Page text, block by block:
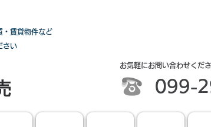
・賃貸物件など
さい
お気軽にお問い合わせくだ
099-